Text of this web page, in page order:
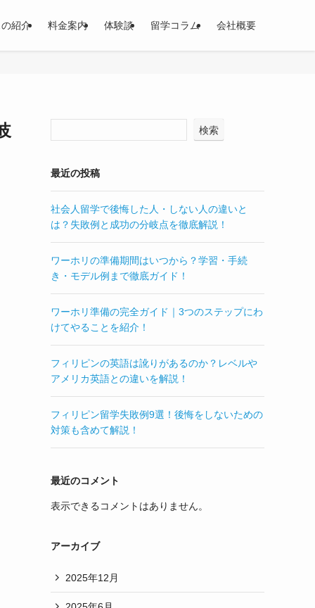
紹介 料金案内 体験談 留学コラム 会社概要
検索
最近の投稿
社会人留学で後悔した人・しない人の違いと
は？失敗例と成功の分岐点を徹底解説！
ワーホリの準備期間はいつから？学習・手続
き・モデル例まで徹底ガイド！
ワーホリ準備の完全ガイド｜3つのステップにわ
けてやることを紹介！
フィリピンの英語は訛りがあるのか？レベルや
アメリカ英語との違いを解説！
フィリピン留学失敗例9選！後悔をしないための
対策も含めて解説！
最近のコメント
表示できるコメントはありません。
アーカイブ
2025年12月